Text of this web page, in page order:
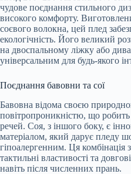
чудове поєднання стильного
високого комфорту.
соєвого волокна, цей плед
екологічність. Його великий
на двоспальному ліжку або
універсальним для будь-якого
Поєднання бавовни та сої
Бавовна відома своєю
повітропроникністю, що робить
речей. Соя, з іншого боку, є
матеріалом, який дарує пледу
гіпоалергенним. Ця комбінація
тактильні властивості та
навіть після численних прань.